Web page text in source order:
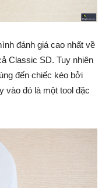
đánh giá cao nhất về
Classic SD. Tuy nhiên
đến chiếc kéo bởi
vào đó là một tool đặc